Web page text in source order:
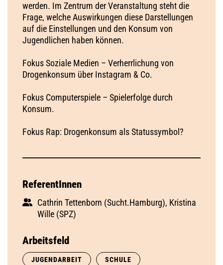
werden. Im Zentrum der Veranstaltung steht die
Frage, welche Auswirkungen diese Darstellungen
auf die Einstellungen und den Konsum von
Jugendlichen haben können.
Fokus Soziale Medien – Verherrlichung von
Drogenkonsum über Instagram & Co.
Fokus Computerspiele – Spielerfolge durch
Konsum.
Fokus Rap: Drogenkonsum als Statussymbol?
ReferentInnen
Cathrin Tettenborn (Sucht.Hamburg), Kristina
Wille (SPZ)
Arbeitsfeld
JUGENDARBEIT SCHULE